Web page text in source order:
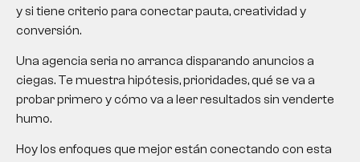
y si tiene criterio para conectar pauta, creatividad y
conversión.
Una agencia seria no arranca disparando anuncios a
ciegas. Te muestra hipótesis, prioridades, qué se va a
probar primero y cómo va a leer resultados sin venderte
humo.
Hoy los enfoques que mejor están conectando con esta